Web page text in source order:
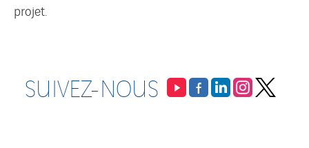
projet.
SUIVEZ-NOUS